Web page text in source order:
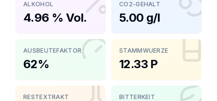
ALKOHOL
4.96 % Vol.
CO2-GEHALT
5.00 g/l
AUSBEUTEFAKTOR
62%
STAMMWUERZE
12.33 P
RESTEXTRAKT BITTERKEIT